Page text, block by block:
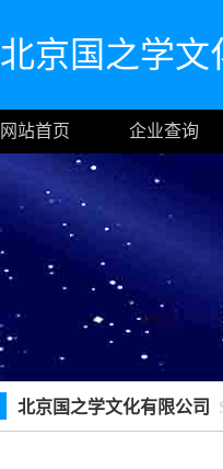
北京国之学文
网站首页 企业查询
北京国之学文化有限公司